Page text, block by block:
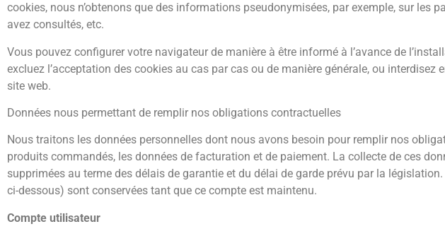
cookies, nous n’obtenons que des informations pseudonymisées, par exemple, sur les
avez consultés, etc.
Vous pouvez configurer votre navigateur de manière à être informé à l’avance de
excluez l’acceptation des cookies au cas par cas ou de manière générale, ou
site web.
Données nous permettant de remplir nos obligations contractuelles
Nous traitons les données personnelles dont nous avons besoin pour remplir nos
produits commandés, les données de facturation et de paiement. La collecte de ces
supprimées au terme des délais de garantie et du délai de garde prévu par la
ci-dessous) sont conservées tant que ce compte est maintenu.
Compte utilisateur